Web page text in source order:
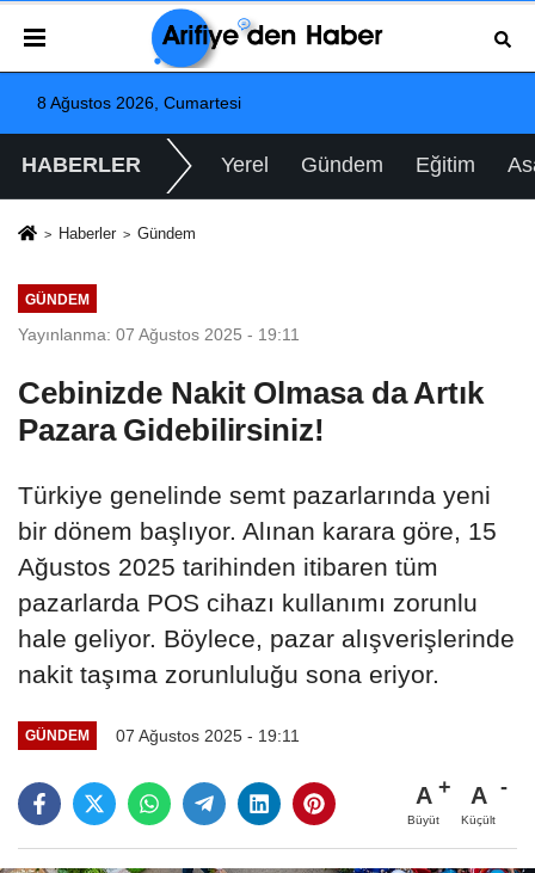
8 Ağustos 2026, Cumartesi
HABERLER Yerel Gündem Eğitim
Haberler Gündem
GÜNDEM
Yayınlanma: 07 Ağustos 2025 - 19:11
Cebinizde Nakit Olmasa da Artık
Pazara Gidebilirsiniz!
Türkiye genelinde semt pazarlarında yeni
bir dönem başlıyor. Alınan karara göre, 15
Ağustos 2025 tarihinden itibaren tüm
pazarlarda POS cihazı kullanımı zorunlu
hale geliyor. Böylece, pazar alışverişlerinde
nakit taşıma zorunluluğu sona eriyor.
GÜNDEM 07 Ağustos 2025 - 19:11
A
Büyüt
A
Küçült